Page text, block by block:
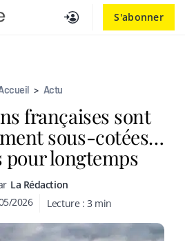
S'abonner
> Actu
françaises sont
sous-cotées…
pour longtemps
La Rédaction
2026 Lecture : 3 min